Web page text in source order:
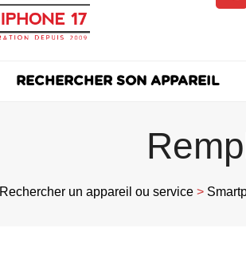
RECHERCHER SON APPAREIL
Rechercher un appareil ou service >